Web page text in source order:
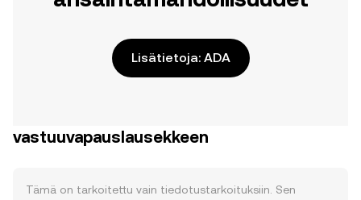
Lisätietoja: ADA
vastuuvapauslausekkeen
Tämä on tarkoitettu vain tiedotustarkoituksiin. Sen